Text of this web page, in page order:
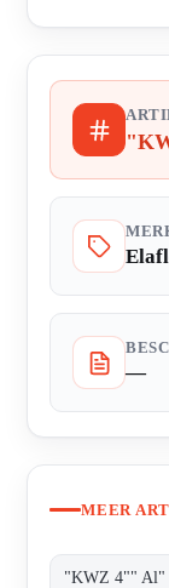
—
MEER
"KWZ 4"" Al"